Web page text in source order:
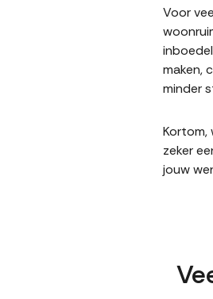
Voor
maken,
minder
Kortom,
zeker
jouw